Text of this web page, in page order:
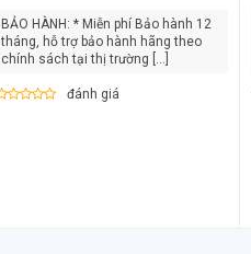
BẢO HÀNH: * Miễn phí Bảo hành 12
tháng, hỗ trợ bảo hành hãng theo
chính sách tại thị trường [...]
đánh giá